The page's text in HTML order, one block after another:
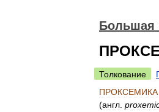
Большая
Толкование
ПРОКСЕМИКА
(англ